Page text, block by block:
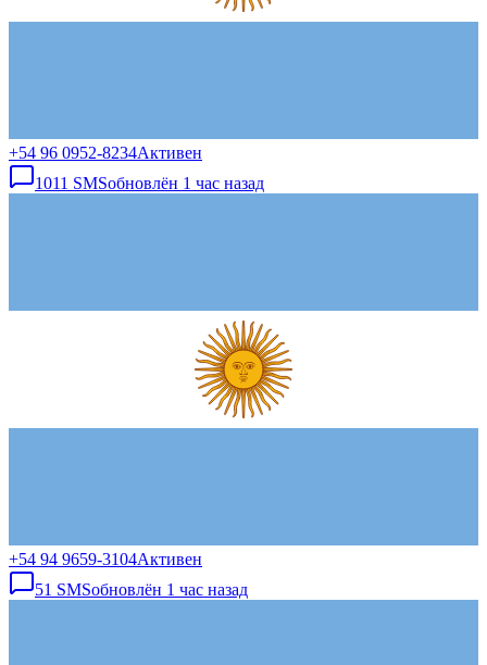
+54 96 0952-8234Активен
1011 SMSобновлён 1 час назад
+54 94 9659-3104Активен
51 SMSобновлён 1 час назад